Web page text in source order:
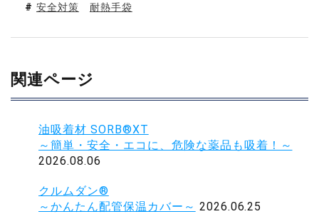
安全対策 耐熱手袋
関連ページ
油吸着材 SORB®XT
～簡単・安全・エコに、危険な薬品も吸着！～
2026.08.06
クルムダン®
～かんたん配管保温カバー～ 2026.06.25